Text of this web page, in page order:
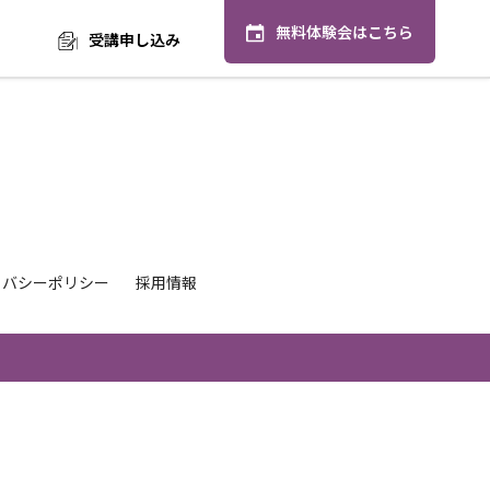
受講申し込み 無料体験会はこちら
シーポリシー 採用情報